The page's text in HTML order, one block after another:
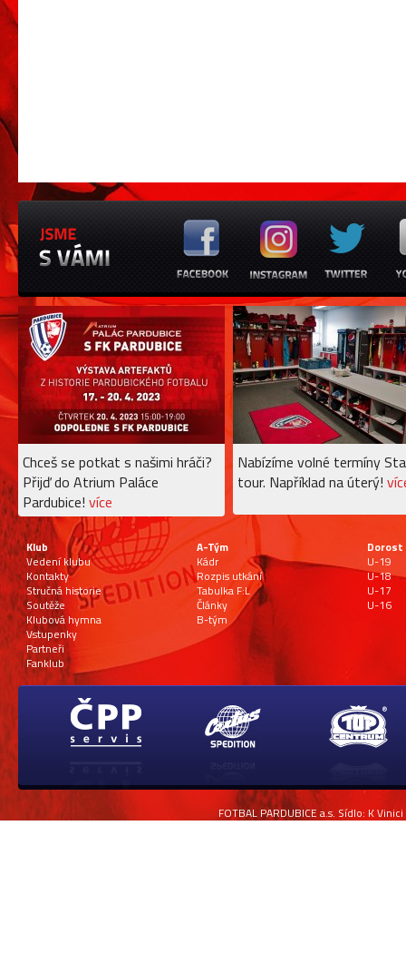
Chceš se potkat s našimi hráči?
Přijď do Atrium Paláce
Pardubice! více
Nabízíme volné termíny
tour. Například na úterý!
Klub
Vedení klubu
Kontakty
Stručná historie
Soutěže
Klubová hymna
Vstupenky
Partneři
Fanklub
A-Tým
Kádr
Rozpis utkání
Tabulka F:L
Články
B-tým
Dorost
U-19
U-18
U-17
U-16
FOTBAL PARDUBICE a.s. Sídlo: K